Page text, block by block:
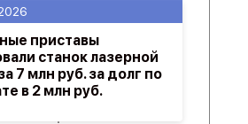
приставы
станок лазерной
7 млн руб. за долг по
в 2 млн руб.